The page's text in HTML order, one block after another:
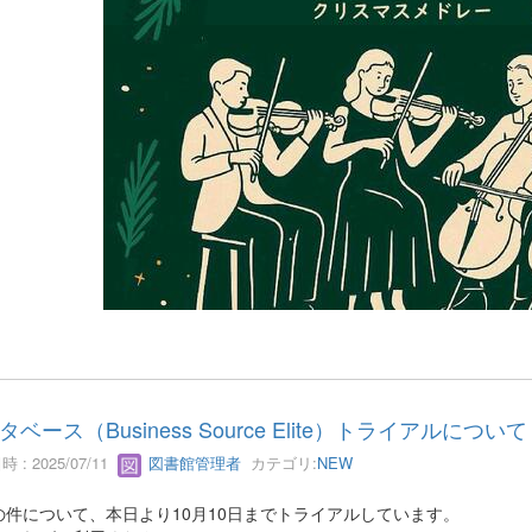
ベース（Business Source Elite）トライアルについて
: 2025/07/11 図書館管理者カテゴリ:NEW
件について、本日より10月10日までトライアルしています。